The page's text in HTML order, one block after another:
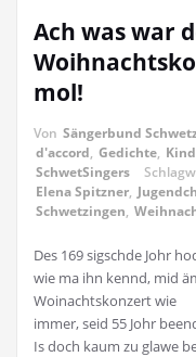
Ach was war
mol!
Von Sängerbund
d'accord, Gedichte,
SchwetSingers
Elena Spitzner,
Schwetzingen,
Des 169 sigschde Johr
wie ma ihn kennd, mid
Woinachtskonzert wie
immer, seid 55 Johr
Is doch kaum zu glawe